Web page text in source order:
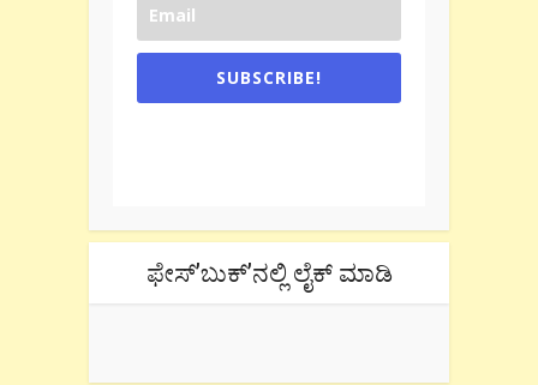
SUBSCRIBE!
ಫೇಸ್’ಬುಕ್’ನಲ್ಲಿ ಲೈಕ್ ಮಾಡಿ